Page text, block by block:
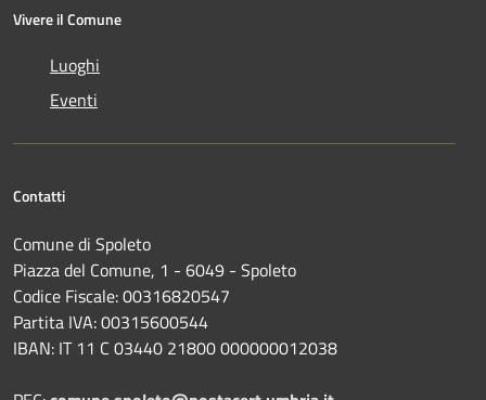
Vivere il Comune
Luoghi
Eventi
Contatti
Comune di Spoleto
Piazza del Comune, 1 - 6049 - Spoleto
Codice Fiscale: 00316820547
Partita IVA: 00315600544
IBAN: IT 11 C 03440 21800 000000012038